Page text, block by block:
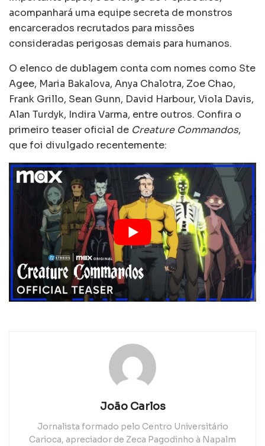
acompanhará uma equipe secreta de monstros
encarcerados recrutados para missões
consideradas perigosas demais para humanos.
O elenco de dublagem conta com nomes como Ste
Agee, Maria Bakalova, Anya Chalotra, Zoe Chao,
Frank Grillo, Sean Gunn, David Harbour, Viola Davis,
Alan Turdyk, Indira Varma, entre outros. Confira o
primeiro teaser oficial de Creature Commandos,
que foi divulgado recentemente:
João Carlos
Jornalista formado pelo Centro Universitário
Carioca, apreciador de Zeca Pagodinho à Napalm